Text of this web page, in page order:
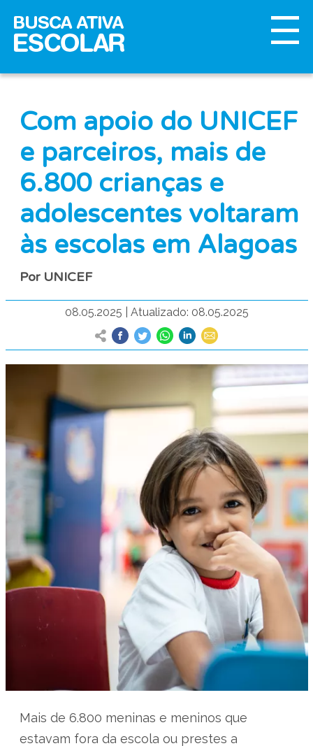
Com apoio do UNICEF
e parceiros, mais de
6.800 crianças e
adolescentes voltaram
às escolas em Alagoas
Por UNICEF
08.05.2025 Atualizado: 08.05.2025
Mais de 6.800 meninas e meninos que
estavam fora da escola ou prestes a